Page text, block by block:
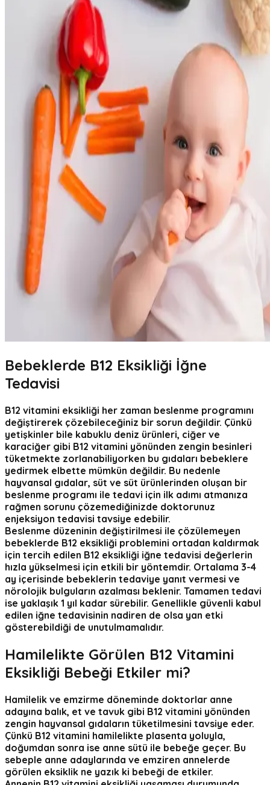
Bebeklerde B12 Eksikliği İğne
Tedavisi
B12 vitamini eksikliği her zaman beslenme programını
değiştirerek çözebileceğiniz bir sorun değildir. Çünkü
yetişkinler bile kabuklu deniz ürünleri, ciğer ve
karaciğer gibi B12 vitamini yönünden zengin besinleri
tüketmekte zorlanabiliyorken bu gıdaları bebeklere
yedirmek elbette mümkün değildir. Bu nedenle
hayvansal gıdalar, süt ve süt ürünlerinden oluşan bir
beslenme programı ile tedavi için ilk adımı atmanıza
rağmen sorunu çözemediğinizde doktorunuz
enjeksiyon tedavisi tavsiye edebilir.
Beslenme düzeninin değiştirilmesi ile çözülemeyen
bebeklerde B12 eksikliği problemini ortadan kaldırmak
için tercih edilen B12 eksikliği iğne tedavisi değerlerin
hızla yükselmesi için etkili bir yöntemdir. Ortalama 3-4
ay içerisinde bebeklerin tedaviye yanıt vermesi ve
nörolojik bulguların azalması beklenir. Tamamen tedavi
ise yaklaşık 1 yıl kadar sürebilir. Genellikle güvenli kabul
edilen iğne tedavisinin nadiren de olsa yan etki
gösterebildiği de unutulmamalıdır.
Hamilelikte Görülen B12 Vitamini
Eksikliği Bebeği Etkiler mi?
Hamilelik ve emzirme döneminde doktorlar anne
adayına balık, et ve tavuk gibi B12 vitamini yönünden
zengin hayvansal gıdaların tüketilmesini tavsiye eder.
Çünkü B12 vitamini hamilelikte plasenta yoluyla,
doğumdan sonra ise anne sütü ile bebeğe geçer. Bu
sebeple anne adaylarında ve emziren annelerde
görülen eksiklik ne yazık ki bebeği de etkiler.